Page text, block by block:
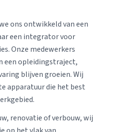
ons ontwikkeld van een
een integrator voor
Onze medewerkers
een opleidingstraject,
blijven groeien. Wij
apparatuur die het best
renovatie of verbouw, wij